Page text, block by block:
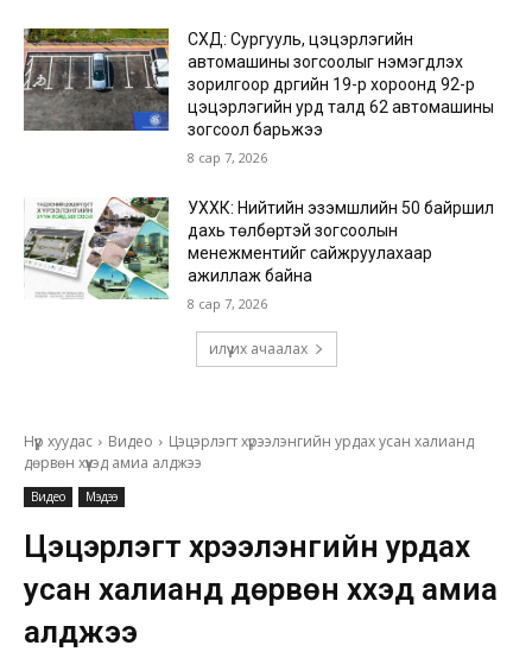
СХД: Сургууль, цэцэрлэгийн
автомашины зогсоолыг нэмэгдүүлэх
зорилгоор дүүргийн 19-р хороонд 92-р
цэцэрлэгийн урд талд 62 автомашины
зогсоол барьжээ
8 сар 7, 2026
УХХК: Нийтийн эзэмшлийн 50 байршил
дахь төлбөртэй зогсоолын
менежментийг сайжруулахаар
ажиллаж байна
8 сар 7, 2026
илүү их ачаалах